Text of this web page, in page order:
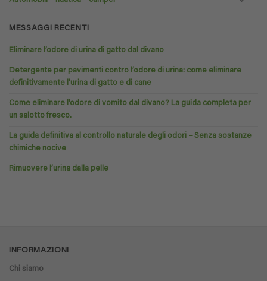
MESSAGGI RECENTI
Eliminare l’odore di urina di gatto dal divano
Detergente per pavimenti contro l’odore di urina: come eliminare
definitivamente l’urina di gatto e di cane
Come eliminare l’odore di vomito dal divano? La guida completa per
un salotto fresco.
La guida definitiva al controllo naturale degli odori – Senza sostanze
chimiche nocive
Rimuovere l’urina dalla pelle
INFORMAZIONI
Chi siamo